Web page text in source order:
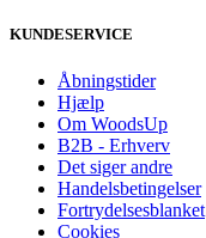
KUNDESERVICE
Åbningstider
Hjælp
Om WoodsUp
B2B - Erhverv
Det siger andre
Handelsbetingelser
Fortrydelsesblanket
Cookies